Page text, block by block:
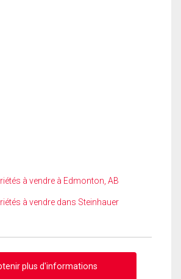
à vendre à Edmonton, AB
à vendre dans Steinhauer
plus d'informations